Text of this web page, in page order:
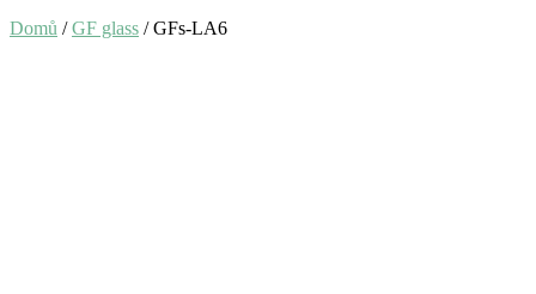
Domů /GF glass / GFs-LA6